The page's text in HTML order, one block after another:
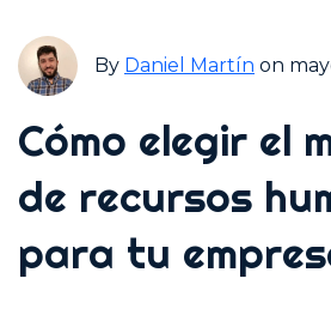
By Daniel Martín on
Cómo elegir el
de recursos
para tu